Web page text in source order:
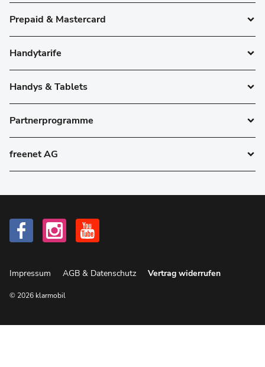
Prepaid & Mastercard
Handytarife
Handys & Tablets
Partnerprogramme
freenet AG
Impressum AGB & Datenschutz Vertrag widerrufen
© 2026 klarmobil